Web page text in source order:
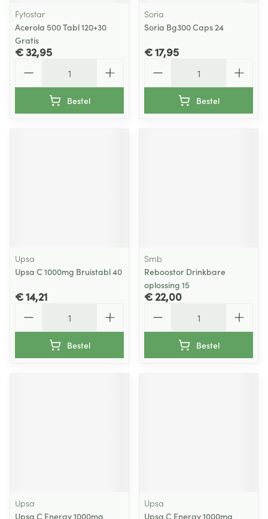
Fytostar
Acerola 500 Tabl 120+30
Gratis
€ 32,95
Bestel
Soria
Soria Bg300 Caps 24
€ 17,95
Bestel
Upsa
Upsa C 1000mg Bruistabl 40
€ 14,21
Bestel
Smb
Reboostor Drinkbare
oplossing 15
€ 22,00
Bestel
Upsa
Upsa C Energy 1000mg
Upsa
Upsa C Energy 1000mg